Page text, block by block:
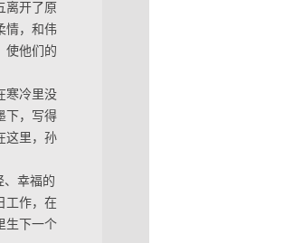
离开了原
情，和伟
使他们的
寒冷里没
下，写得
这里，孙
、幸福的
工作，在
生下一个